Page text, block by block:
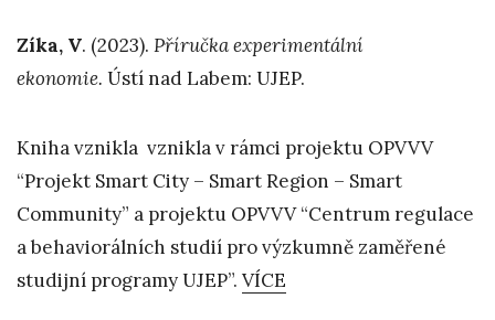
Zíka, V. (2023). Příručka experimentální
ekonomie. Ústí nad Labem: UJEP.
Kniha vznikla vznikla v rámci projektu OPVVV
“Projekt Smart City – Smart Region – Smart
Community” a projektu OPVVV “Centrum regulace
a behaviorálních studií pro výzkumně zaměřené
studijní programy UJEP”. VÍCE